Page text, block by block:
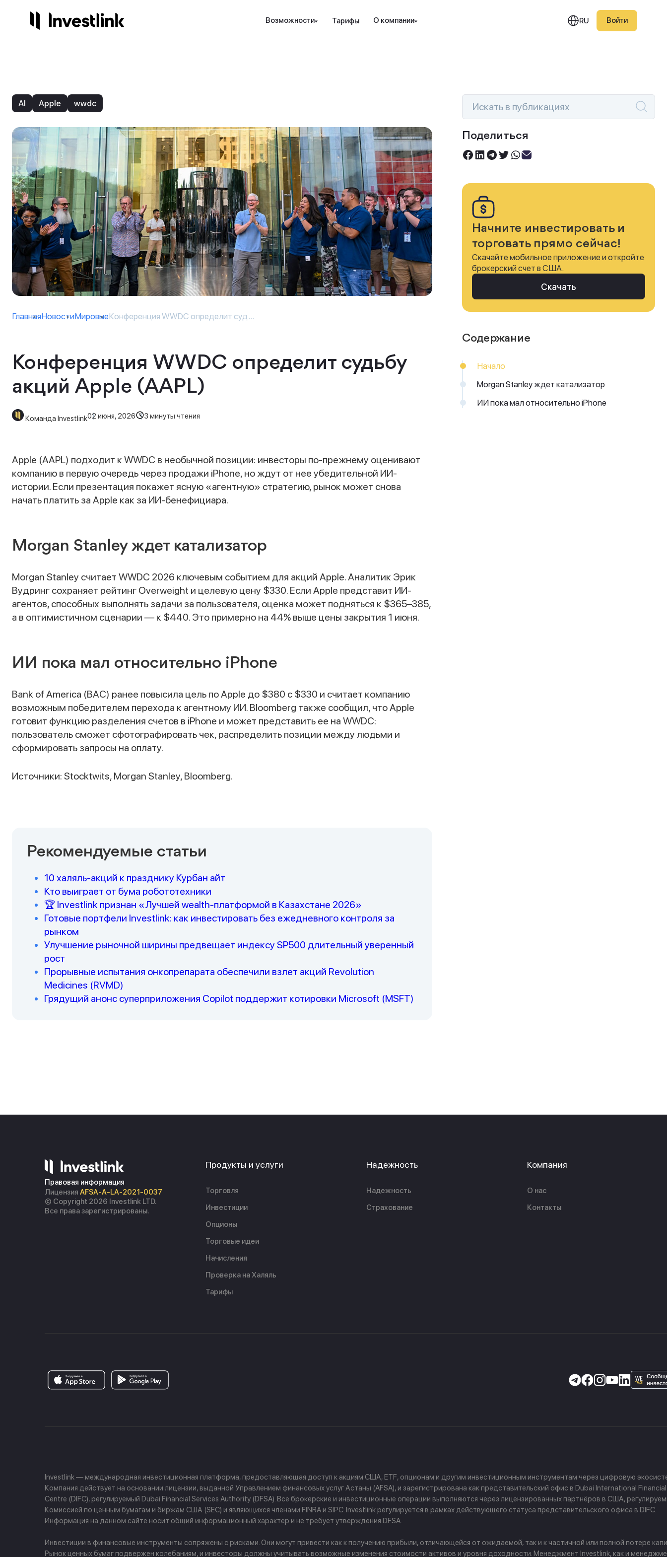
Возможности
Опционы
Начисления 3.25%
IPO NEW
Торговые идеи Аналитика PRO
Торгуйте акциями без комиссий
Тарифы О компании
Страхование счетов
Готовый портфель Smart
Selection — июль 2026
RU Войти
AI Apple wwdc
ГлавнаяНовостиМировыеКонференция WWDC определит суд...
Конференция WWDC определит судьбу
акций Apple (AAPL)
Команда Investlink02 июня, 2026 3 минуты чтения
Apple (AAPL) подходит к WWDC в необычной позиции: инвесторы по-прежнему оценивают
компанию в первую очередь через продажи iPhone, но ждут от нее убедительной ИИ-
истории. Если презентация покажет ясную «агентную» стратегию, рынок может снова
начать платить за Apple как за ИИ-бенефициара.
Morgan Stanley ждет катализатор
Morgan Stanley считает WWDC 2026 ключевым событием для акций Apple. Аналитик Эрик
Вудринг сохраняет рейтинг Overweight и целевую цену $330. Если Apple представит ИИ-
агентов, способных выполнять задачи за пользователя, оценка может подняться к $365–385,
а в оптимистичном сценарии — к $440. Это примерно на 44% выше цены закрытия 1 июня.
ИИ пока мал относительно iPhone
Bank of America (BAC) ранее повысила цель по Apple до $380 с $330 и считает компанию
возможным победителем перехода к агентному ИИ. Bloomberg также сообщил, что Apple
готовит функцию разделения счетов в iPhone и может представить ее на WWDC:
пользователь сможет сфотографировать чек, распределить позиции между людьми и
сформировать запросы на оплату.
Источники: Stocktwits, Morgan Stanley, Bloomberg.
Рекомендуемые статьи
10 халяль-акций к празднику Курбан айт
Кто выиграет от бума робототехники
🏆 Investlink признан «Лучшей wealth-платформой в Казахстане 2026»
Готовые портфели Investlink: как инвестировать без ежедневного контроля за
рынком
Улучшение рыночной ширины предвещает индексу SP500 длительный уверенный
рост
Прорывные испытания онкопрепарата обеспечили взлет акций Revolution
Medicines (RVMD)
Грядущий анонс суперприложения Copilot поддержит котировки Microsoft (MSFT)
Поделиться
Начните инвестировать и
торговать прямо сейчас!
Скачайте мобильное приложение и откройте
брокерский счет в США.
Скачать
Содержание
Начало
Morgan Stanley ждет катализатор
ИИ пока мал относительно iPhone
Наведите камеру телефона на QR-код,
чтобы скачать мобильное приложение.
Спасибо за заявку
Правовая информация
Лицензия AFSA-A-LA-2021-0037
© Copyright 2026 Investlink LTD.
Все права зарегистрированы.
Продукты и услуги
Торговля
Инвестиции
Опционы
Торговые идеи
Начисления
Проверка на Халяль
Тарифы
Надежность
Надежность
Страхование
Компания
О нас
Контакты
Investlink — международная инвестиционная платформа, предоставляющая доступ к акциям США, ETF, опционам и другим инвестиционным инструментам через цифровую
Компания действует на основании лицензии, выданной Управлением финансовых услуг Астаны (AFSA), и зарегистрирована как представительский офис в Dubai International Financial
Centre (DIFC), регулируемый Dubai Financial Services Authority (DFSA). Все брокерские и инвестиционные операции выполняются через лицензированных партнёров в США,
Комиссией по ценным бумагам и биржам США (SEC) и являющихся членами FINRA и SIPC. Investlink регулируется в рамках действующего статуса представительского офиса в DIFC.
Информация на данном сайте носит общий информационный характер и не требует утверждения DFSA.
Инвестиции в финансовые инструменты сопряжены с рисками. Они могут привести как к получению прибыли, отличающейся от ожидаемой, так и к частичной или полной потере
Рынок ценных бумаг подвержен колебаниям, и инвесторы должны учитывать возможные изменения стоимости активов и уровня доходности. Менеджмент Investlink, как и